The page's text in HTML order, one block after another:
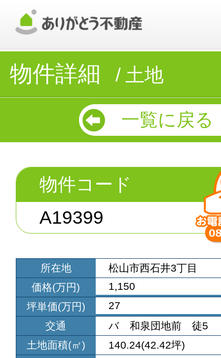
物件詳細 土地
一覧に戻る
物件コード
A19399
所在地
松山市西石井3丁目
価格(万円)
1,150
坪単価(万円)
27
交通
バ 和泉団地前 徒5
土地面積(㎡)
140.24(42.42坪)